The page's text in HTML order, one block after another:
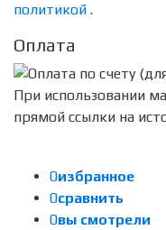
политикой .
Оплата
При использовании
прямой ссылки на
0избранное
0сравнить
0вы смотрели